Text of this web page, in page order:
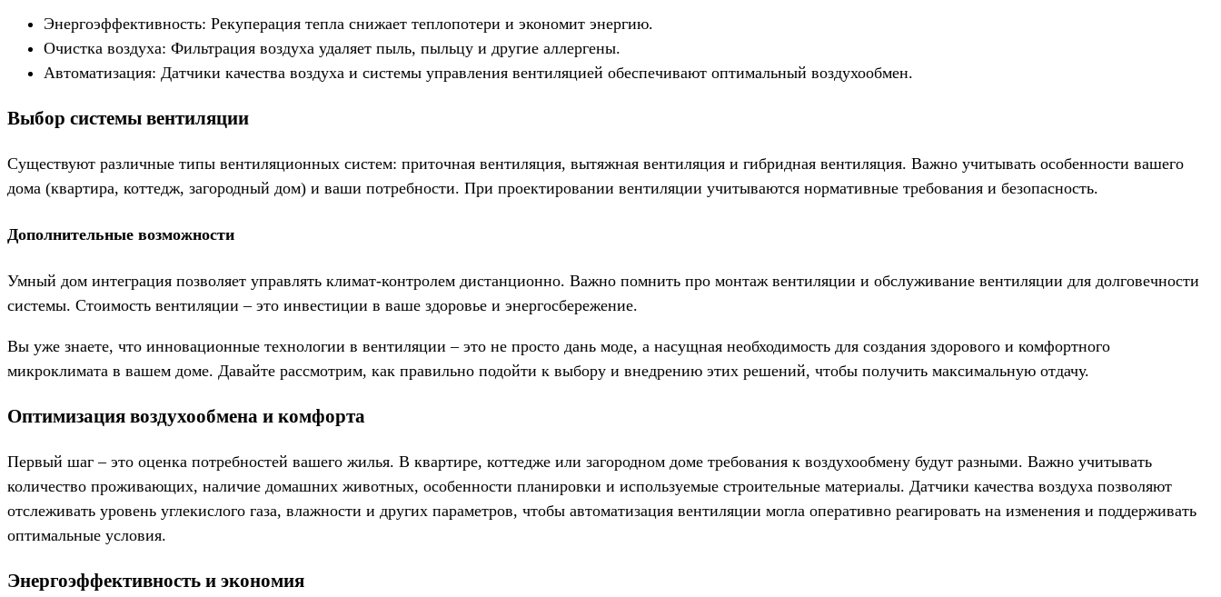
Энергоэффективность: Рекуперация тепла снижает теплопотери и экономит энергию.
Очистка воздуха: Фильтрация воздуха удаляет пыль, пыльцу и другие аллергены.
Автоматизация: Датчики качества воздуха и системы управления вентиляцией обеспечивают оптимальный воздухообмен.
Выбор системы вентиляции
Существуют различные типы вентиляционных систем: приточная вентиляция, вытяжная вентиляция и гибридная вентиляция. Важно учитывать особенности вашего
дома (квартира, коттедж, загородный дом) и ваши потребности. При проектировании вентиляции учитываются нормативные требования и безопасность.
Дополнительные возможности
Умный дом интеграция позволяет управлять климат-контролем дистанционно. Важно помнить про монтаж вентиляции и обслуживание вентиляции для долговечности
системы. Стоимость вентиляции – это инвестиции в ваше здоровье и энергосбережение.
Вы уже знаете, что инновационные технологии в вентиляции – это не просто дань моде, а насущная необходимость для создания здорового и комфортного
микроклимата в вашем доме. Давайте рассмотрим, как правильно подойти к выбору и внедрению этих решений, чтобы получить максимальную отдачу.
Оптимизация воздухообмена и комфорта
Первый шаг – это оценка потребностей вашего жилья. В квартире, коттедже или загородном доме требования к воздухообмену будут разными. Важно учитывать
количество проживающих, наличие домашних животных, особенности планировки и используемые строительные материалы. Датчики качества воздуха позволяют
отслеживать уровень углекислого газа, влажности и других параметров, чтобы автоматизация вентиляции могла оперативно реагировать на изменения и поддерживать
оптимальные условия.
Энергоэффективность и экономия